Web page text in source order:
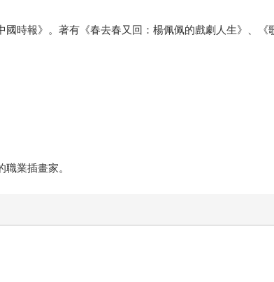
時報》。著有《春去春又回：楊佩佩的戲劇人生》、
業插畫家。